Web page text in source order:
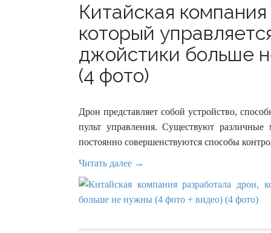
Китайская
который
джойстики больше
(4 фото)
Дрон представляет собой устройство,
пульт управления. Существуют
постоянно совершенствуются способы
Читать далее →